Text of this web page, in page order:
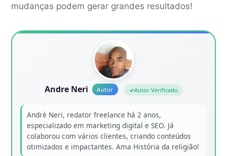
mudanças podem gerar grandes resultados!
Andre Neri Autor Verificado
André Neri, redator freelance há 2 anos,
especializado em marketing digital e SEO. Já
colaborou com vários clientes, criando conteúdos
otimizados e impactantes. Ama História da religião!